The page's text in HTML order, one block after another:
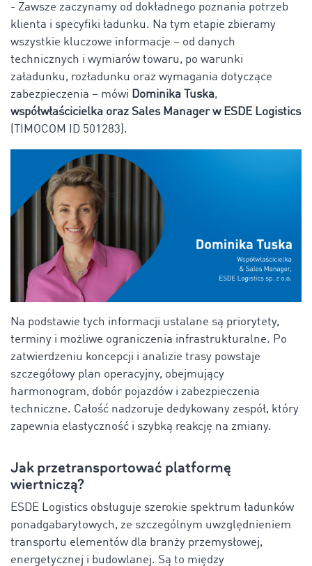
- Zawsze zaczynamy od dokładnego poznania potrzeb
klienta i specyfiki ładunku. Na tym etapie zbieramy
wszystkie kluczowe informacje – od danych
technicznych i wymiarów towaru, po warunki
załadunku, rozładunku oraz wymagania dotyczące
zabezpieczenia – mówi Dominika Tuska,
współwłaścicielka oraz Sales Manager w ESDE Logistics
(TIMOCOM ID 501283).
Na podstawie tych informacji ustalane są priorytety,
terminy i możliwe ograniczenia infrastrukturalne. Po
zatwierdzeniu koncepcji i analizie trasy powstaje
szczegółowy plan operacyjny, obejmujący
harmonogram, dobór pojazdów i zabezpieczenia
techniczne. Całość nadzoruje dedykowany zespół, który
zapewnia elastyczność i szybką reakcję na zmiany.
Jak przetransportować platformę
wiertniczą?
ESDE Logistics obsługuje szerokie spektrum ładunków
ponadgabarytowych, ze szczególnym uwzględnieniem
transportu elementów dla branży przemysłowej,
energetycznej i budowlanej. Są to między